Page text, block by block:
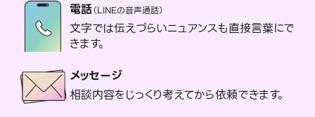
電話（LINEの音声通話）
文字では伝えづらいニュアンスも直接言葉にで
きます。
メッセージ
相談内容をじっくり考えてから依頼できます。